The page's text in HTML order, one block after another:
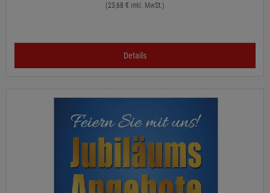
(23,68 € inkl. MwSt.)
Details